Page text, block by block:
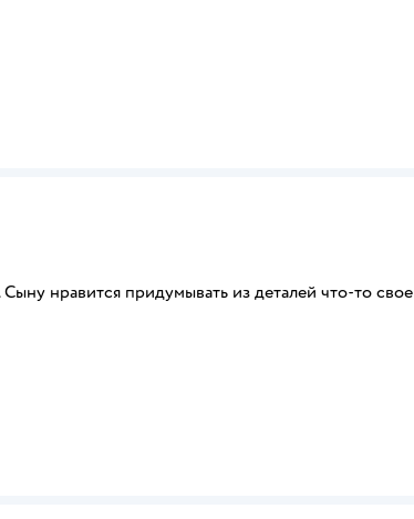
нравится придумывать из деталей что-то свое